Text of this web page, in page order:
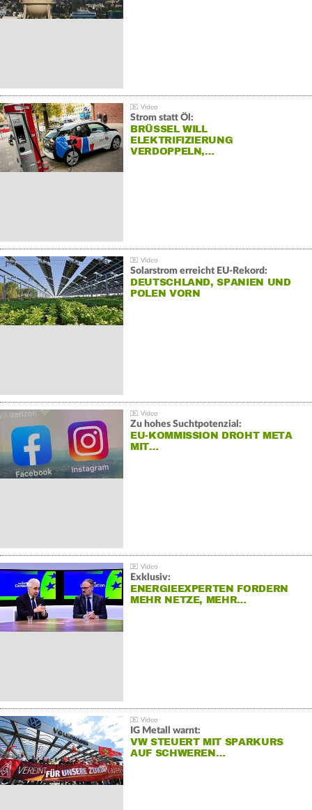
Strom statt Öl:
BRÜSSEL WILL
ELEKTRIFIZIERUNG
VERDOPPELN,…
Solarstrom erreicht EU-Rekord:
DEUTSCHLAND, SPANIEN UND
POLEN VORN
Zu hohes Suchtpotenzial:
EU-KOMMISSION DROHT META
MIT…
Exklusiv:
ENERGIEEXPERTEN FORDERN
MEHR NETZE, MEHR…
IG Metall warnt:
VW STEUERT MIT SPARKURS
AUF SCHWEREN…